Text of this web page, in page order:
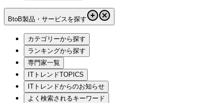
BtoB製品・サービスを探す
カテゴリーから探す
ランキングから探す
専門家一覧
ITトレンドTOPICS
ITトレンドからのお知らせ
よく検索されるキーワード